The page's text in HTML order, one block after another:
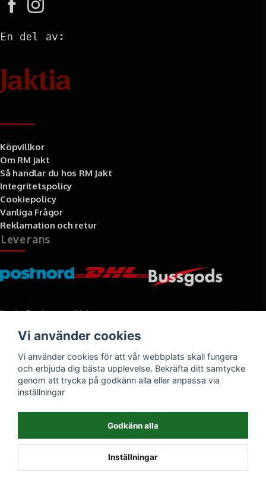
En del av:
Köpvillkor
Om RM jakt
Så handlar du hos RM Jakt
Integritetspolicy
Cookiepolicy
Vanliga Frågor
Reklamation och retur
Leverans
Betalningssätt
Vi använder cookies
Vi använder cookies för att vår webbplats skall fungera
och erbjuda dig bästa upplevelse. Bekräfta ditt samtycke
genom att trycka på godkänn alla eller anpassa via
inställningar
Godkänn alla
Inställningar